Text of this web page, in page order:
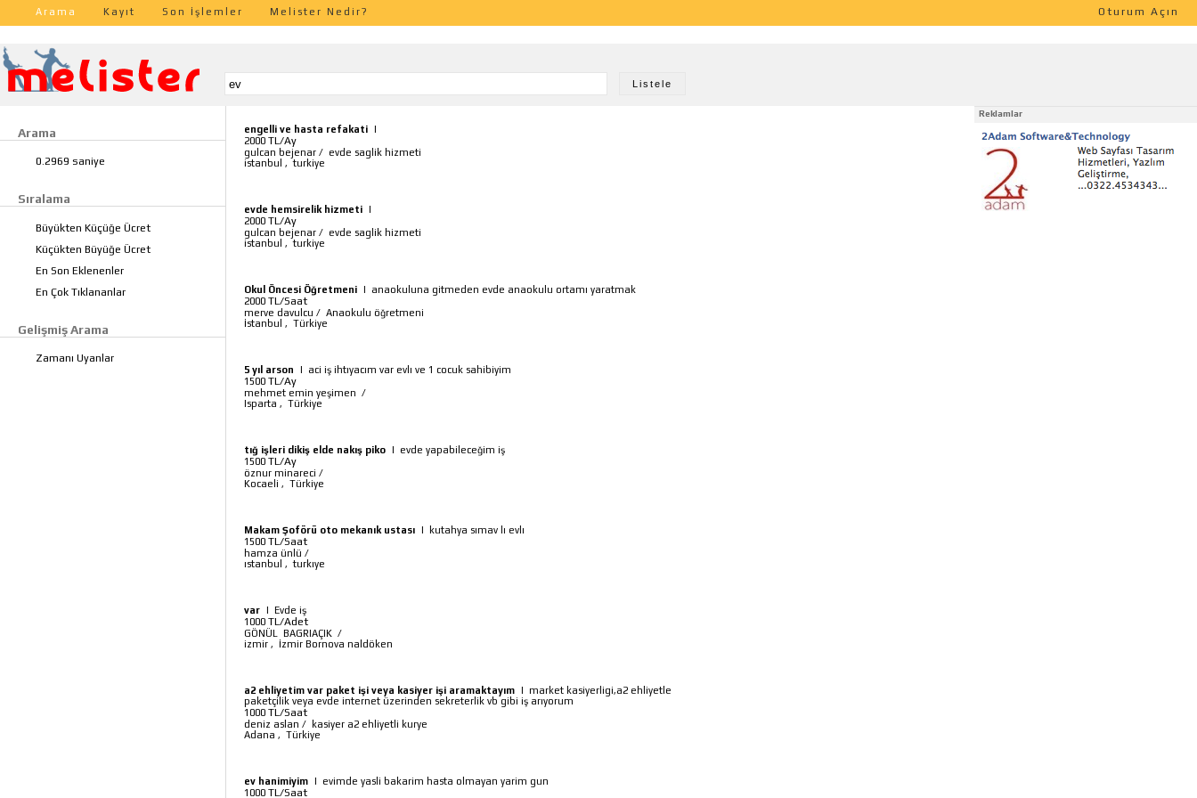
Arama Kayıt Son İşlemler Melister Nedir? Oturum Açın
Arama
0.2969 saniye
Sıralama
Büyükten Küçüğe Ücret
Küçükten Büyüğe Ücret
En Son Eklenenler
En Çok Tıklananlar
Gelişmiş Arama
Zamanı Uyanlar
engelli ve hasta refakati |
2000 TL/Ay
gulcan bejenar / evde saglik hizmeti
istanbul ,turkiye
evde hemsirelik hizmeti |
2000 TL/Ay
gulcan bejenar / evde saglik hizmeti
istanbul ,turkiye
Okul Öncesi Öğretmeni | anaokuluna gitmeden evde anaokulu ortamı yaratmak
2000 TL/Saat
merve davulcu / Anaokulu öğretmeni
İstanbul , Türkiye
5 yıl arson | aci iş ihtıyacım var evlı ve 1 cocuk sahibiyim
1500 TL/Ay
mehmet emin yeşimen /
Isparta , Türkiye
tığ işleri dikiş elde nakış piko | evde yapabileceğim iş
1500 TL/Ay
öznur minareci /
Kocaeli , Türkiye
Makam Şoförü oto mekanık ustası |
kutahya sımav lı evlı
1500 TL/Saat
hamza ünlü /
ıstanbul ,turkıye
var | Evde iş
1000 TL/Adet
GÖNÜL BAGRIAÇIK /
izmir , İzmir Bornova naldöken
a2 ehliyetim var paket işi veya kasiyer işi aramaktayım | market kasiyerligi,a2 ehliyetle
paketçilik veya evde internet üzerinden sekreterlik vb gibi iş arıyorum
1000 TL/Saat
deniz aslan /
kasiyer a2 ehliyetli kurye
Adana , Türkiye
ev hanimiyim | evimde yasli bakarim hasta olmayan yarim gun
1000 TL/Saat
Reklamlar